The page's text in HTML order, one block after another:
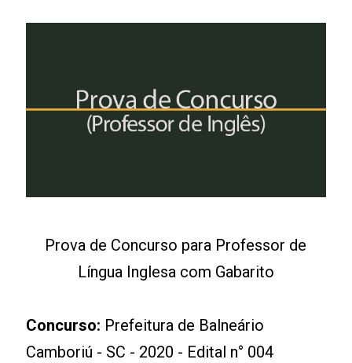
Prova de Concurso para Professor de
Língua Inglesa com Gabarito
Concurso: Prefeitura de Balneário
Camboriú - SC - 2020 - Edital n° 004